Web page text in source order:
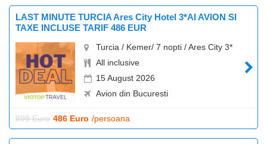
LAST MINUTE TURCIA Ares City Hotel 3*AI AVION SI
TAXE INCLUSE TARIF 486 EUR
Turcia / Kemer/ 7 nopti / Ares City 3*
All inclusive
15 August 2026
Avion din Bucuresti
899 Euro 486 Euro /persoana